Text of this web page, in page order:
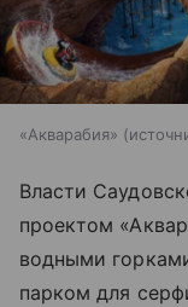
«Акварабия»
Власти
проектом
водными
парком для